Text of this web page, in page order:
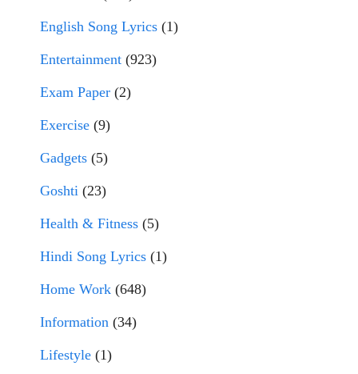
English Song Lyrics (1)
Entertainment (923)
Exam Paper (2)
Exercise (9)
Gadgets (5)
Goshti (23)
Health & Fitness (5)
Hindi Song Lyrics (1)
Home Work (648)
Information (34)
Lifestyle (1)